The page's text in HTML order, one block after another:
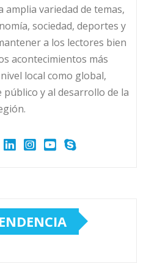
amplia variedad de temas,
sociedad, deportes y
a los lectores bien
acontecimientos más
local como global,
y al desarrollo de la